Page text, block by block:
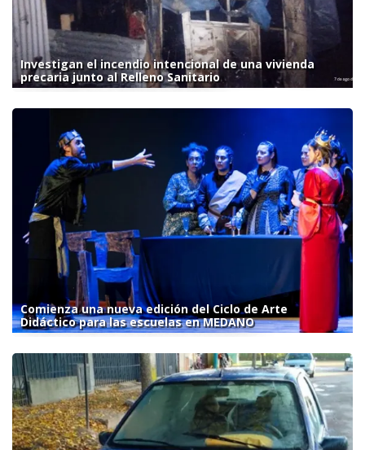
Investigan el incendio intencional de una vivienda
precaria junto al Relleno Sanitario
Comienza una nueva edición del Ciclo de Arte
Didáctico para las escuelas en MEDANO